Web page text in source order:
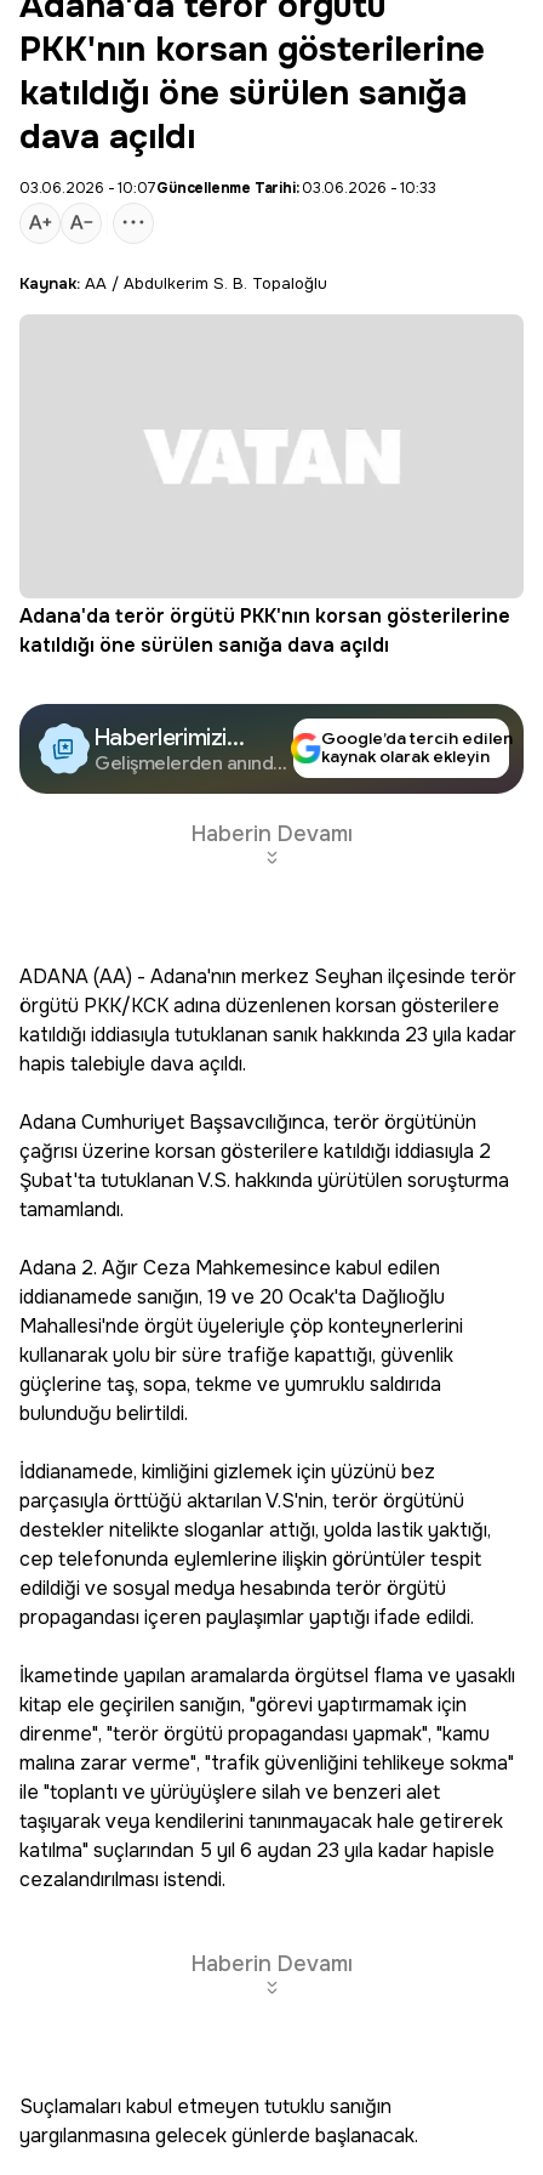
PKK'nın korsan gösterilerine
katıldığı öne sürülen sanığa
dava açıldı
03.06.2026 - 10:07Güncellenme Tarihi:03.06.2026 - 10:33
Kaynak: AA / Abdulkerim S. B. Topaloğlu
Adana'da terör örgütü PKK'nın korsan gösterilerine
katıldığı öne sürülen sanığa dava açıldı
Haberlerimizi
Google'da Takip
Edin
Gelişmelerden anında
Google’da tercih edilen
kaynak olarak ekleyin
Haberin Devamı
ADANA (AA) - Adana'nın merkez Seyhan ilçesinde terör
örgütü PKK/KCK adına düzenlenen korsan gösterilere
katıldığı iddiasıyla tutuklanan sanık hakkında 23 yıla kadar
hapis talebiyle dava açıldı.
Adana Cumhuriyet Başsavcılığınca, terör örgütünün
çağrısı üzerine korsan gösterilere katıldığı iddiasıyla 2
Şubat'ta tutuklanan V.S. hakkında yürütülen soruşturma
tamamlandı.
Adana 2. Ağır Ceza Mahkemesince kabul edilen
iddianamede sanığın, 19 ve 20 Ocak'ta Dağlıoğlu
Mahallesi'nde örgüt üyeleriyle çöp konteynerlerini
kullanarak yolu bir süre trafiğe kapattığı, güvenlik
güçlerine taş, sopa, tekme ve yumruklu saldırıda
bulunduğu belirtildi.
İddianamede, kimliğini gizlemek için yüzünü bez
parçasıyla örttüğü aktarılan V.S'nin, terör örgütünü
destekler nitelikte sloganlar attığı, yolda lastik yaktığı,
cep telefonunda eylemlerine ilişkin görüntüler tespit
edildiği ve sosyal medya hesabında terör örgütü
propagandası içeren paylaşımlar yaptığı ifade edildi.
İkametinde yapılan aramalarda örgütsel flama ve yasaklı
kitap ele geçirilen sanığın, "görevi yaptırmamak için
direnme", "terör örgütü propagandası yapmak", "kamu
malına zarar verme", "trafik güvenliğini tehlikeye sokma"
ile "toplantı ve yürüyüşlere silah ve benzeri alet
taşıyarak veya kendilerini tanınmayacak hale getirerek
katılma" suçlarından 5 yıl 6 aydan 23 yıla kadar hapisle
cezalandırılması istendi.
Haberin Devamı
Suçlamaları kabul etmeyen tutuklu sanığın
yargılanmasına gelecek günlerde başlanacak.